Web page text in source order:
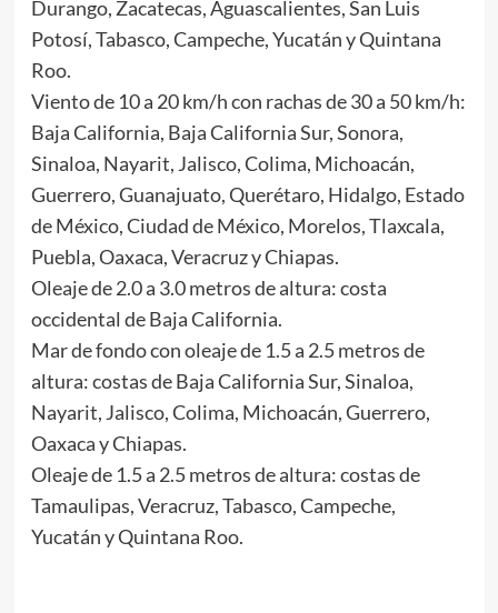
Durango, Zacatecas, Aguascalientes, San Luis
Potosí, Tabasco, Campeche, Yucatán y Quintana
Roo.
Viento de 10 a 20 km/h con rachas de 30 a 50 km/h:
Baja California, Baja California Sur, Sonora,
Sinaloa, Nayarit, Jalisco, Colima, Michoacán,
Guerrero, Guanajuato, Querétaro, Hidalgo, Estado
de México, Ciudad de México, Morelos, Tlaxcala,
Puebla, Oaxaca, Veracruz y Chiapas.
Oleaje de 2.0 a 3.0 metros de altura: costa
occidental de Baja California.
Mar de fondo con oleaje de 1.5 a 2.5 metros de
altura: costas de Baja California Sur, Sinaloa,
Nayarit, Jalisco, Colima, Michoacán, Guerrero,
Oaxaca y Chiapas.
Oleaje de 1.5 a 2.5 metros de altura: costas de
Tamaulipas, Veracruz, Tabasco, Campeche,
Yucatán y Quintana Roo.